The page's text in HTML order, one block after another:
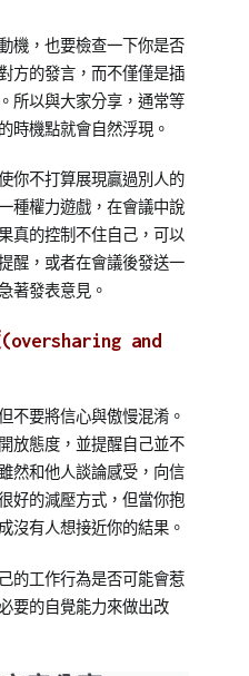
機，也要檢查一下你是否
方的發言，而不僅僅是插
所以與大家分享，通常等
時機點就會自然浮現。
你不打算展現贏過別人的
種權力遊戲，在會議中說
真的控制不住自己，可以
醒，或者在會議後發送一
著發表意見。
and
不要將信心與傲慢混淆。
放態度，並提醒自己並不
然和他人談論感受，向信
好的減壓方式，但當你抱
沒有人想接近你的結果。
的工作行為是否可能會惹
要的自覺能力來做出改